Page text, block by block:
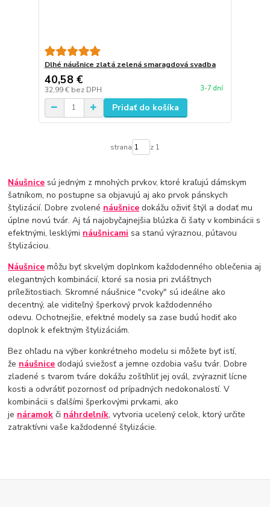
Dlhé náušnice zlatá zelená smaragdová svadba
40,58 €
32,99 € bez DPH 3-7 dní
Pridať do košíka
strana z 1
Náušnice sú jedným z mnohých prvkov, ktoré kraľujú dámskym
šatníkom, no postupne sa objavujú aj ako prvok pánskych
štylizácií. Dobre zvolené náušnice dokážu oživiť štýl a dodať mu
úplne novú tvár. Aj tá najobyčajnejšia blúzka či šaty v kombinácii s
efektnými, lesklými náušnicami sa stanú výraznou, pútavou
štylizáciou.
Náušnice môžu byť skvelým doplnkom každodenného oblečenia aj
elegantných kombinácií, ktoré sa nosia pri zvláštnych
príležitostiach. Skromné ​​náušnice "cvoky" sú ideálne ako
decentný, ale viditeľný šperkový prvok každodenného
odevu. Ochotnejšie, efektné modely sa zase budú hodiť ako
doplnok k efektným štylizáciám.
Bez ohľadu na výber konkrétneho modelu si môžete byť istí,
že náušnice dodajú sviežosť a jemne ozdobia vašu tvár. Dobre
zladené s tvarom tváre dokážu zoštíhliť jej ovál, zvýrazniť lícne
kosti a odvrátiť pozornosť od prípadných nedokonalostí. V
kombinácii s ďalšími šperkovými prvkami, ako
je náramok či náhrdelník, vytvoria ucelený celok, ktorý určite
zatraktívni vaše každodenné štylizácie.